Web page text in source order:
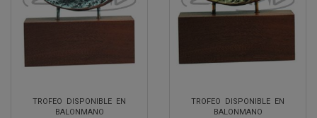
TROFEO DISPONIBLE EN
BALONMANO
TROFEO DISPONIBLE EN
BALONMANO